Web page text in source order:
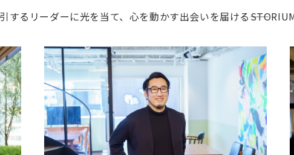
るリーダーに光を当て、心を動かす出会いを届ける